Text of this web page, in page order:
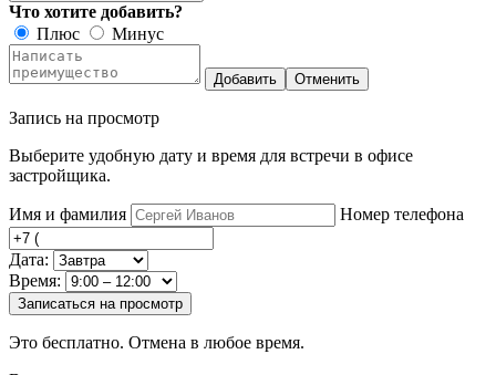
Что хотите добавить?
Плюс
Минус
Добавить Отменить
Запись на просмотр
Выберите удобную дату и время для встречи в офисе
застройщика.
Имя и фамилия Номер телефона
Дата:
Время:
Записаться на просмотр
Это бесплатно. Отмена в любое время.